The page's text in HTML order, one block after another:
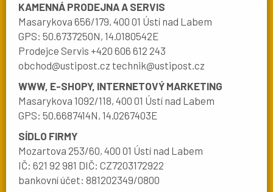
KAMENNÁ PRODEJNA A SERVIS
Masarykova 656/179, 400 01 Ústí nad Labem
GPS: 50.6737250N, 14.0180542E
Prodejce Servis +420 606 612 243
obchod@ustipost.cz technik@ustipost.cz
WWW, E-SHOPY, INTERNETOVÝ MARKETING
Masarykova 1092/118, 400 01 Ústí nad Labem
GPS: 50.6687414N, 14.0267403E
SÍDLO FIRMY
Mozartova 253/60, 400 01 Ústí nad Labem
IČ: 621 92 981 DIČ: CZ7203172922
bankovní účet: 881202349/0800